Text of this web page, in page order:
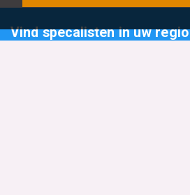
Vind specalisten in uw regio